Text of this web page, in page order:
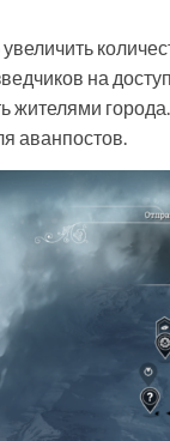
на
жителями
аванпостов.